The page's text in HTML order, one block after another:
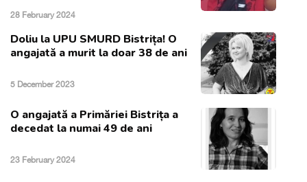
28 February 2024
Doliu la UPU SMURD Bistrița! O
angajată a murit la doar 38 de ani
5 December 2023
O angajată a Primăriei Bistrița a
decedat la numai 49 de ani
23 February 2024